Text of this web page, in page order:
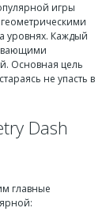
игры
уровнях. Каждый
Основная цель
не упасть в
Dash
главные